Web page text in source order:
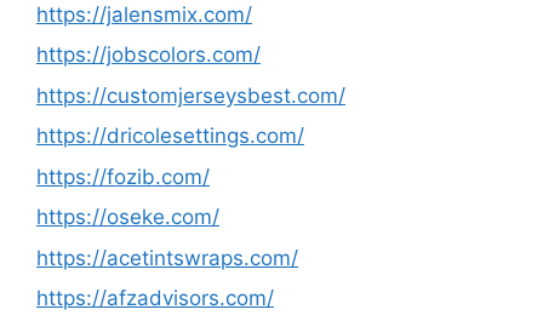
https://jalensmix.com/
https://jobscolors.com/
https://customjerseysbest.com/
https://dricolesettings.com/
https://fozib.com/
https://oseke.com/
https://acetintswraps.com/
https://afzadvisors.com/